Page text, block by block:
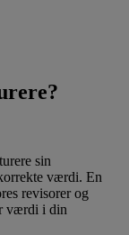
sin
værdi. En
revisorer og
værdi i din